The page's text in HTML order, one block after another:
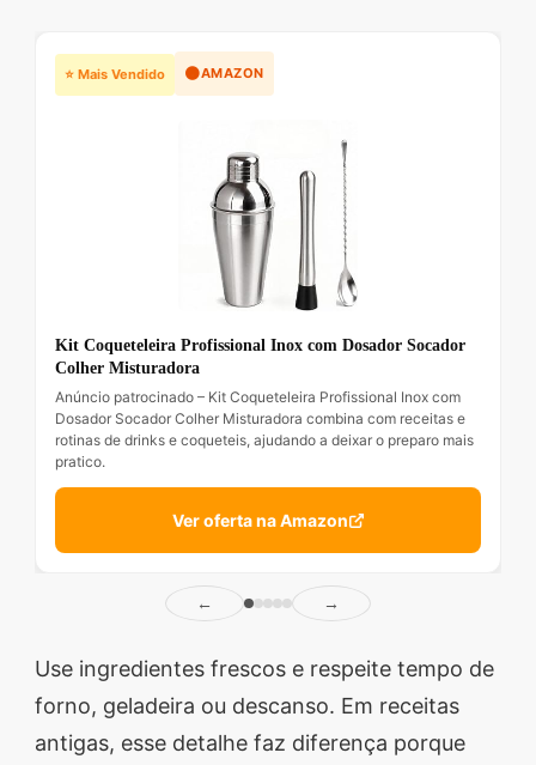
⭐ Mais Vendido 🟠AMAZON
Kit Coqueteleira Profissional Inox com Dosador Socador
Colher Misturadora
Anúncio patrocinado – Kit Coqueteleira Profissional Inox com
Dosador Socador Colher Misturadora combina com receitas e
rotinas de drinks e coqueteis, ajudando a deixar o preparo mais
pratico.
Ver oferta na Amazon
← →
Use ingredientes frescos e respeite tempo de
forno, geladeira ou descanso. Em receitas
antigas, esse detalhe faz diferença porque